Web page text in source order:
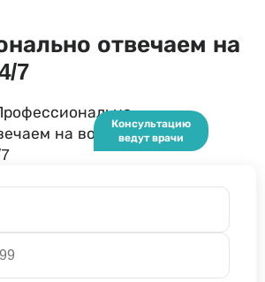
отвечаем на
7